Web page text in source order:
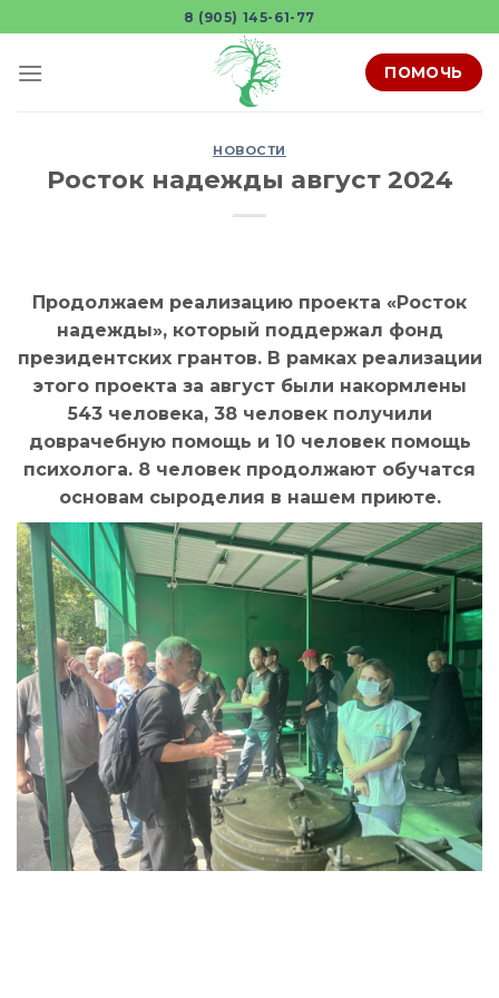
to
content
8 (905) 145-61-77
ПОМОЧЬ
НОВОСТИ
Росток надежды август 2024
Продолжаем реализацию проекта «Росток
надежды», который поддержал фонд
президентских грантов. В рамках реализации
этого проекта за август были накормлены
543 человека, 38 человек получили
доврачебную помощь и 10 человек помощь
психолога. 8 человек продолжают обучатся
основам сыроделия в нашем приюте.